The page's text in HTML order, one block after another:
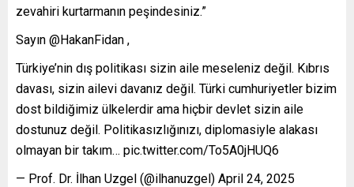
zevahiri kurtarmanın peşindesiniz.”
Sayın @HakanFidan ,
Türkiye’nin dış politikası sizin aile meseleniz değil. Kıbrıs
davası, sizin ailevi davanız değil. Türki cumhuriyetler bizim
dost bildiğimiz ülkelerdir ama hiçbir devlet sizin aile
dostunuz değil. Politikasızlığınızı, diplomasiyle alakası
olmayan bir takım… pic.twitter.com/To5A0jHUQ6
— Prof. Dr. İlhan Uzgel (@ilhanuzgel) April 24, 2025